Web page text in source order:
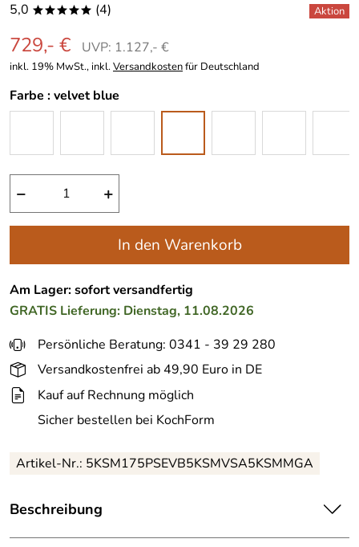
5,0 ***** (4)
729,- € UVP: 1.127,- €
inkl. 19% MwSt., inkl.Versandkostenfür Deutschland
Farbe :velvet blue
− +
In den Warenkorb
Am Lager: sofort versandfertig
GRATIS Lieferung: Dienstag, 11.08.2026
Persönliche Beratung: 0341 - 39 29 280
Versandkostenfrei ab 49,90 Euro in DE
Kauf auf Rechnung möglich
Sicher bestellen bei KochForm
Artikel-Nr.: 5KSM175PSEVB5KSMVSA5KSMMGA
Beschreibung
KitchenAid Küchenmaschine ARTISAN 175PS Kochprofi-